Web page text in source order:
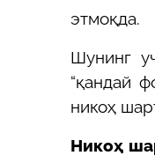
этмоқда.
Шунинг
“қандай
никоҳ
Никоҳ